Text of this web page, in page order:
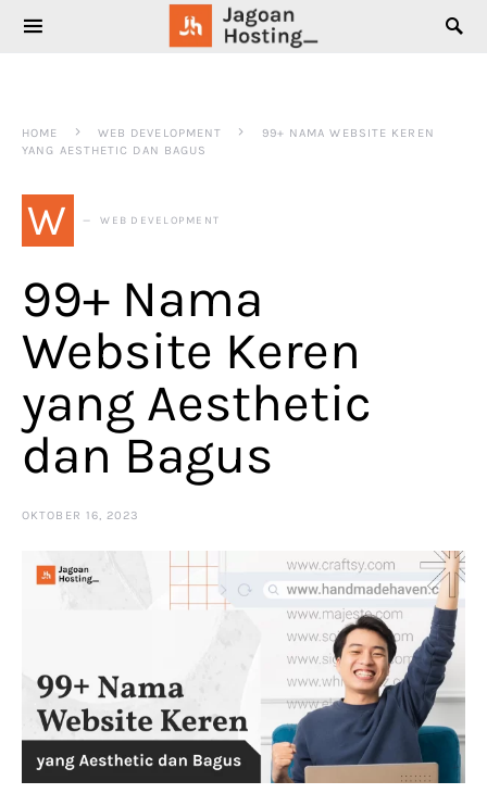
SEARCH FOR:
HOME WEB DEVELOPMENT
99+ NAMA WEBSITE KEREN
YANG AESTHETIC DAN BAGUS
W WEB DEVELOPMENT
99+ Nama
Website Keren
yang Aesthetic
dan Bagus
OKTOBER 16, 2023